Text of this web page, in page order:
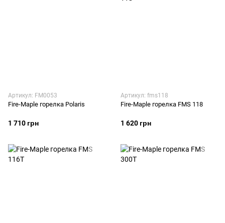
Артикул: FM0053
Fire-Maple горелка Polaris
1 710 грн
Артикул: fms118
Fire-Maple горелка FMS 118
1 620 грн